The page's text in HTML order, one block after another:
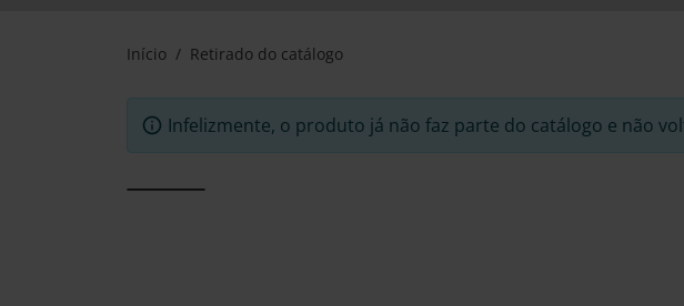
Início Retirado do catálogo
Infelizmente, o produto já não faz parte do catálogo e não